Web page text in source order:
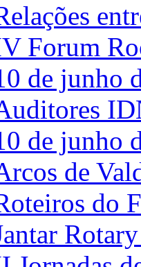
Forum
de junho
de junho
de
do